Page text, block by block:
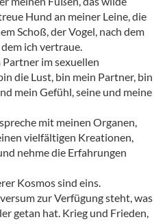
Hund an meiner Leine, die
Schoß, der Vogel, nach dem
ich vertraue.
im sexuellen
die Lust, bin mein Partner, bin
mein Gefühl, seine und meine
mit meinen Organen,
vielfältigen Kreationen,
nehme die Erfahrungen
Kosmos sind eins.
zur Verfügung steht, was
getan hat. Krieg und Frieden,